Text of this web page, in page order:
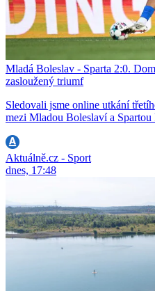
Mladá Boleslav - Sparta 2:0.
zasloužený triumf
Sledovali jsme online utkání
mezi Mladou Boleslaví a Spartou
Aktuálně.cz - Sport
dnes, 17:48